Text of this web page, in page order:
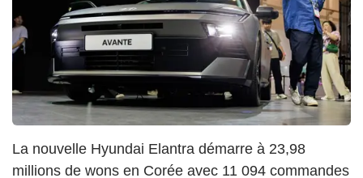
La nouvelle Hyundai Elantra démarre à 23,98
millions de wons en Corée avec 11 094 commandes